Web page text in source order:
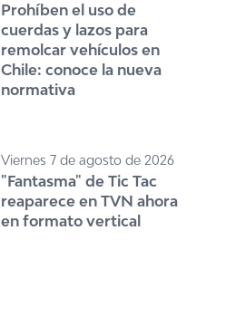
Prohíben el uso de
cuerdas y lazos para
remolcar vehículos en
Chile: conoce la nueva
normativa
Viernes 7 de agosto de 2026
"Fantasma" de Tic Tac
reaparece en TVN ahora
en formato vertical